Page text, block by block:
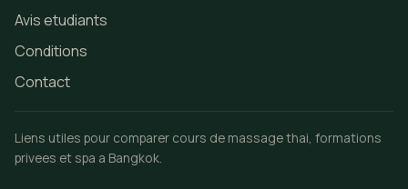
Avis etudiants
Conditions
Contact
Liens utiles pour comparer cours de massage thai, formations
privees et spa a Bangkok.